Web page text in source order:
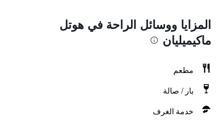
المزايا ووسائل الراحة في هوتل
ماكيميليان
مطعم
بار / صالة
خدمة الغرف